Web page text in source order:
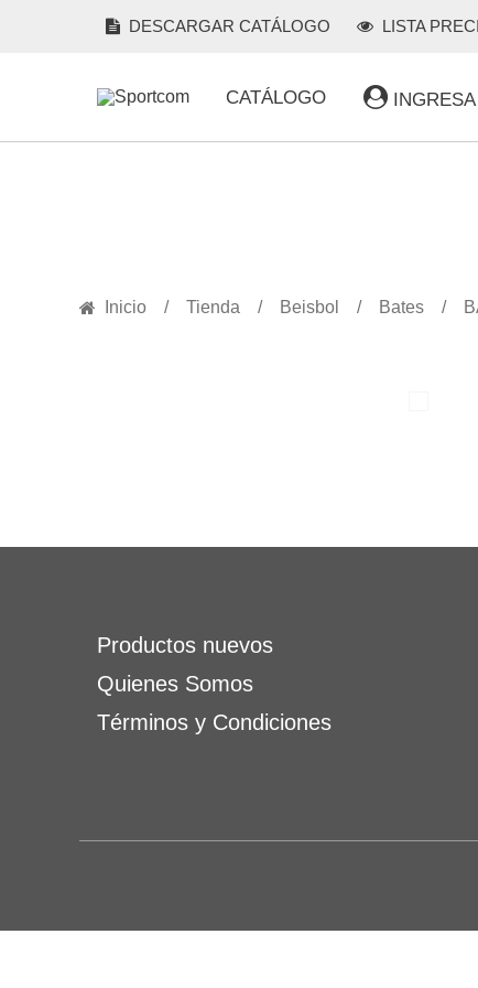
DESCARGAR CATÁLOGO LISTA
CATÁLOGO
Inicio Tienda Beisbol Bates
Productos nuevos
Quienes Somos
Términos y Condiciones